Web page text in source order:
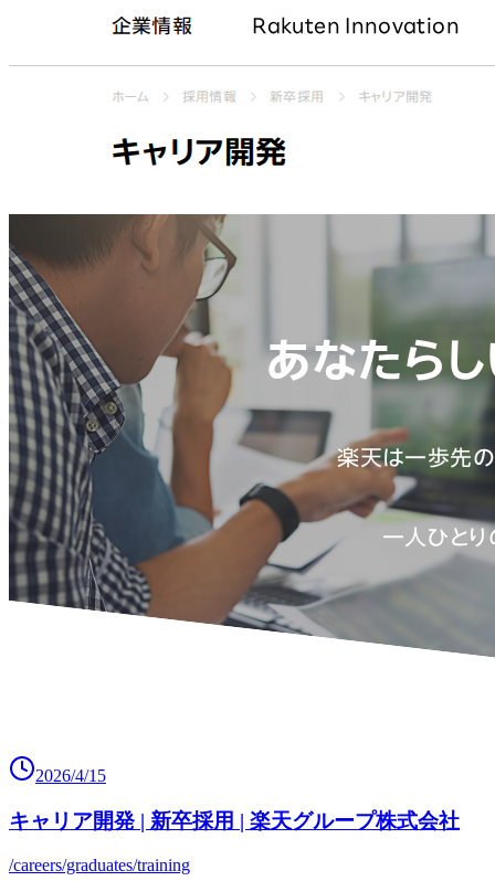
2026/4/15
キャリア開発 | 新卒採用 | 楽天グループ株式会社
/careers/graduates/training